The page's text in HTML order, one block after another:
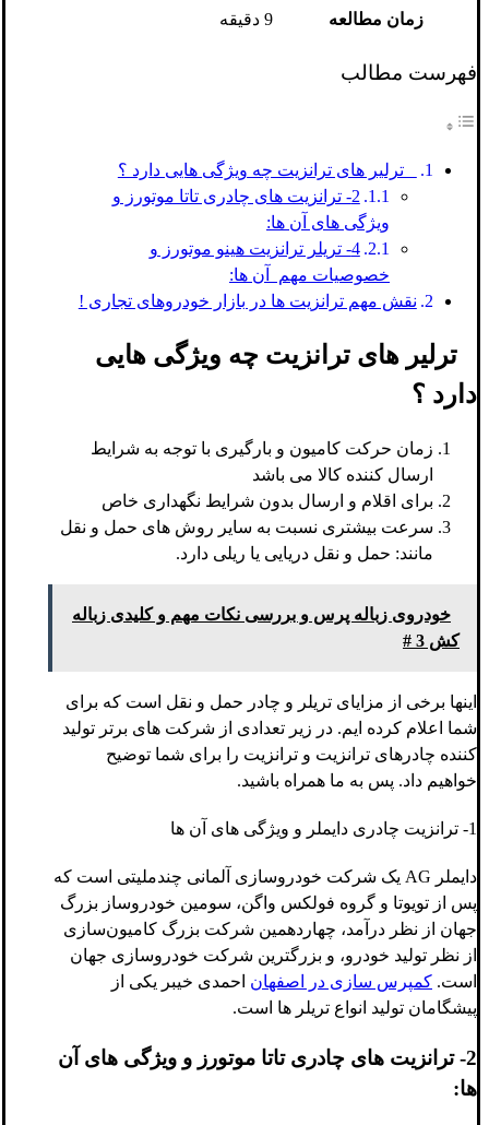
زمان مطالعه
9 دقیقه
فهرست مطالب
ترلیر های ترانزیت چه ویژگی هایی دارد ؟
2- ترانزیت های چادری تاتا موتورز و
ویژگی های آن ها:
4- تریلر ترانزیت هینو موتورز و
خصوصیات مهم آن ها:
نقش مهم ترانزیت ها در بازار خودروهای تجاری !
ترلیر های ترانزیت چه ویژگی هایی
دارد ؟
زمان حرکت کامیون و بارگیری با توجه به شرایط
ارسال کننده کالا می باشد
برای اقلام و ارسال بدون شرایط نگهداری خاص
سرعت بیشتری نسبت به سایر روش های حمل و نقل
مانند: حمل و نقل دریایی یا ریلی دارد.
خودروی زباله پرس و بررسی نکات مهم و کلیدی زباله
کش 3 #
اینها برخی از مزایای تریلر و چادر حمل و نقل است که برای
شما اعلام کرده ایم. در زیر تعدادی از شرکت های برتر تولید
کننده چادرهای ترانزیت و ترانزیت را برای شما توضیح
خواهیم داد. پس به ما همراه باشید.
1- ترانزیت چادری دایملر و ویژگی های آن ها
دایملر AG یک شرکت خودروسازی آلمانی چندملیتی است که
پس از تویوتا و گروه فولکس واگن، سومین خودروساز بزرگ
جهان از نظر درآمد، چهاردهمین شرکت بزرگ کامیون‌سازی
از نظر تولید خودرو، و بزرگترین شرکت خودروسازی جهان
است. کمپرس سازی در اصفهان احمدی خیبر یکی از
پیشگامان تولید انواع تریلر ها است.
2- ترانزیت های چادری تاتا موتورز و ویژگی های آن
ها: